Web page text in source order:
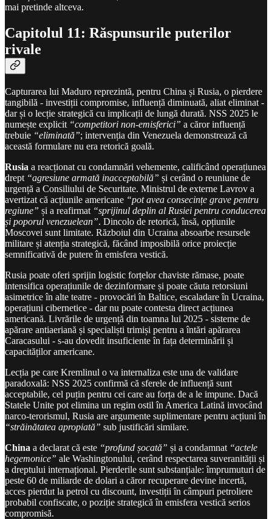
mai pretinde altceva.
Capitolul 11: Răspunsurile puterilor
rivale
Capturarea lui Maduro reprezintă, pentru China și Rusia, o pierdere
tangibilă - investiții compromise, influență diminuată, aliat eliminat -
dar și o lecție strategică cu implicații de lungă durată. NSS 2025 le
numește explicit “competitori non-emisferici” a căror influență
trebuie “eliminată”; intervenția din Venezuela demonstrează că
această formulare nu era retorică goală.
Rusia a reacționat cu condamnări vehemente, calificând operațiunea
drept “agresiune armată inacceptabilă” și cerând o reuniune de
urgență a Consiliului de Securitate. Ministrul de externe Lavrov a
avertizat că acțiunile americane “pot avea consecințe grave pentru
regiune” și a reafirmat “sprijinul deplin al Rusiei pentru conducerea
și poporul venezuelean”. Dincolo de retorică, însă, opțiunile
Moscovei sunt limitate. Războiul din Ucraina absoarbe resursele
militare și atenția strategică, făcând imposibilă orice proiecție
semnificativă de putere în emisfera vestică.
Rusia poate oferi sprijin logistic forțelor chaviste rămase, poate
intensifica operațiunile de dezinformare și poate căuta retorsiuni
asimetrice în alte teatre - provocări în Baltice, escaladare în Ucraina,
operațiuni cibernetice - dar nu poate contesta direct acțiunea
americană. Livrările de urgență din toamna lui 2025 - sisteme de
apărare antiaeriană și specialiști trimiși pentru a întări apărarea
Caracasului - s-au dovedit insuficiente în fața determinării și
capacităților americane.
Lecția pe care Kremlinul o va internaliza este una de validare
paradoxală: NSS 2025 confirmă că sferele de influență sunt
acceptabile, cel puțin pentru cei care au forța de a le impune. Dacă
Statele Unite pot elimina un regim ostil în America Latină invocând
narco-terorismul, Rusia are argumente suplimentare pentru acțiuni în
“străinătatea apropiată” sub justificări similare.
China a declarat că este “profund șocată” și a condamnat “actele
hegemonice” ale Washingtonului, cerând respectarea suveranității și
a dreptului internațional. Pierderile sunt substanțiale: împrumuturi de
peste 60 de miliarde de dolari a căror recuperare devine incertă,
acces pierdut la petrol cu discount, investiții în câmpuri petroliere
probabil confiscate, o poziție strategică în emisfera vestică serios
compromisă.